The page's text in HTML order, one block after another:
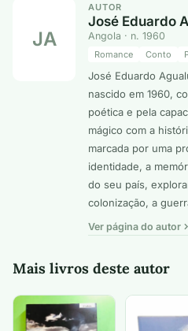
JA
AUTOR
José Eduardo
Angola · n. 1960
Romance Conto
José Eduardo
nascido em 1960,
poética e pela
mágico com a
marcada por uma
identidade, a
do seu país,
colonização, a
Ver página do autor
Mais livros deste autor